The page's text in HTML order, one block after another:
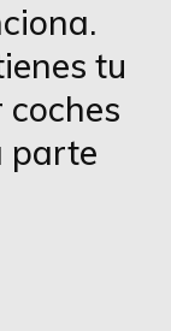
tu
parte